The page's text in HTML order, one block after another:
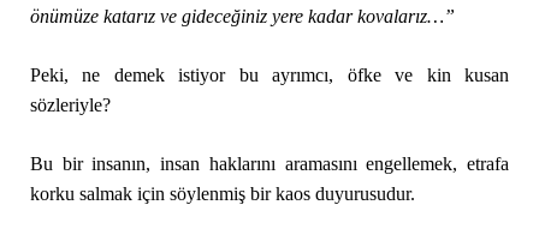
önümüze katarız ve gideceğiniz yere kadar kovalarız…”
Peki, ne demek istiyor bu ayrımcı, öfke ve kin kusan
sözleriyle?
Bu bir insanın, insan haklarını aramasını engellemek, etrafa
korku salmak için söylenmiş bir kaos duyurusudur.